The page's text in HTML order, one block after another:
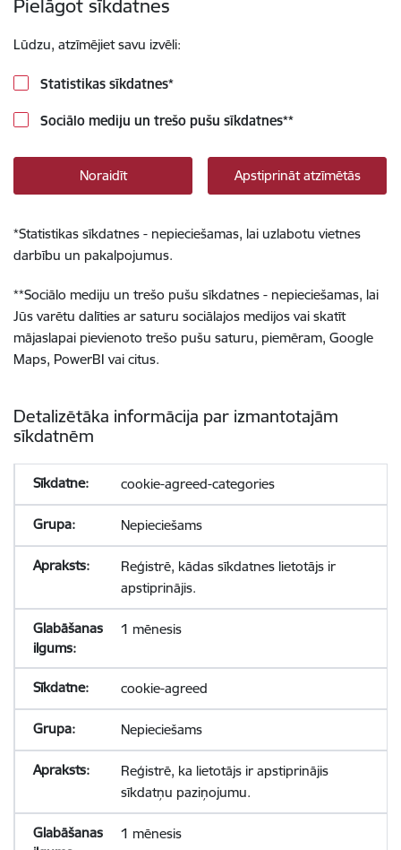
Pielāgot sīkdatnes
Lūdzu, atzīmējiet savu izvēli:
Statistikas sīkdatnes*
Sociālo mediju un trešo pušu sīkdatnes**
Noraidīt Apstiprināt atzīmētās
*Statistikas sīkdatnes - nepieciešamas, lai uzlabotu vietnes
darbību un pakalpojumus.
**Sociālo mediju un trešo pušu sīkdatnes - nepieciešamas, lai
Jūs varētu dalīties ar saturu sociālajos medijos vai skatīt
mājaslapai pievienoto trešo pušu saturu, piemēram, Google
Maps, PowerBI vai citus.
Detalizētāka informācija par izmantotajām
sīkdatnēm
cookie-agreed-categories
Nepieciešams
Reģistrē, kādas sīkdatnes lietotājs ir
apstiprinājis.
1 mēnesis
cookie-agreed
Nepieciešams
Reģistrē, ka lietotājs ir apstiprinājis
sīkdatņu paziņojumu.
1 mēnesis